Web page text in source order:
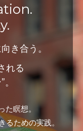
き合う。
れる
た瞑想。
ための実践。